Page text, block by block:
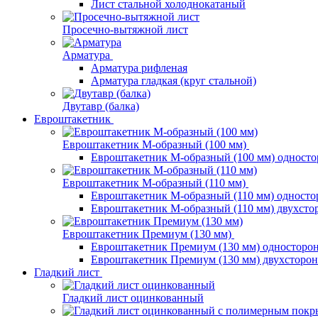
Лист стальной холоднокатаный
Просечно-вытяжной лист
Арматура
Арматура рифленая
Арматура гладкая (круг стальной)
Двутавр (балка)
Евроштакетник
Евроштакетник М-образный (100 мм)
Евроштакетник М-образный (100 мм)
Евроштакетник М-образный (110 мм)
Евроштакетник М-образный (110 мм)
Евроштакетник М-образный (110 мм)
Евроштакетник Премиум (130 мм)
Евроштакетник Премиум (130 мм)
Евроштакетник Премиум (130 мм)
Гладкий лист
Гладкий лист оцинкованный